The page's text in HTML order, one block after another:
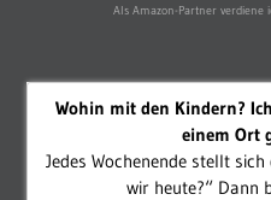
Als Amazon-Partner verdiene
Wohin mit den Kindern?
einem Ort
Jedes Wochenende stellt
wir heute?“ Dann